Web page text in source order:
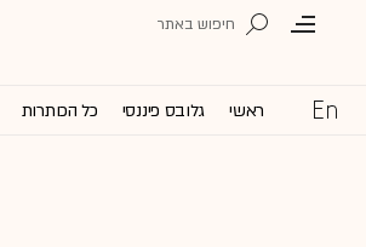
ראשי גלובס פיננסי כל הכותרות